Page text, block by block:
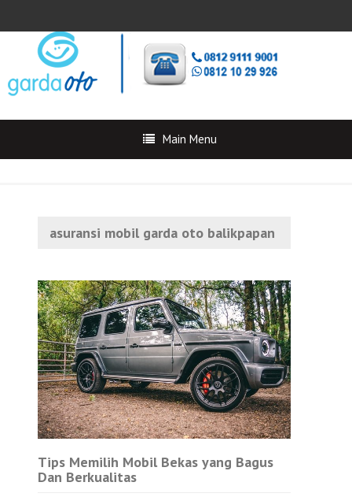
Main Menu
asuransi mobil garda oto balikpapan
Tips Memilih Mobil Bekas yang Bagus
Dan Berkualitas